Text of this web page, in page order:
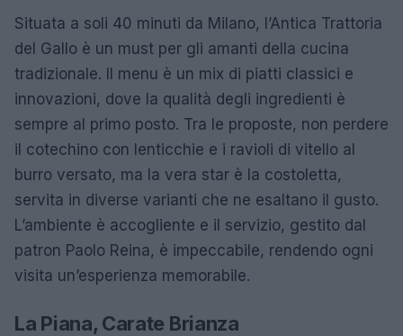
Situata a soli 40 minuti da Milano, l’Antica Trattoria
del Gallo è un must per gli amanti della cucina
tradizionale. Il menu è un mix di piatti classici e
innovazioni, dove la qualità degli ingredienti è
sempre al primo posto. Tra le proposte, non perdere
il cotechino con lenticchie e i ravioli di vitello al
burro versato, ma la vera star è la costoletta,
servita in diverse varianti che ne esaltano il gusto.
L’ambiente è accogliente e il servizio, gestito dal
patron Paolo Reina, è impeccabile, rendendo ogni
visita un’esperienza memorabile.
La Piana, Carate Brianza